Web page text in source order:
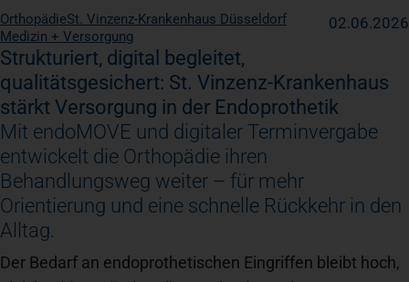
Patienten + Besucher
Über uns
Karriere
Kontakt
OrthopädieSt. Vinzenz-Krankenhaus Düsseldorf
Medizin + Versorgung
02.06.2026
Strukturiert, digital begleitet,
qualitätsgesichert: St. Vinzenz-Krankenhaus
stärkt Versorgung in der Endoprothetik
Mit endoMOVE und digitaler Terminvergabe
entwickelt die Orthopädie ihren
Behandlungsweg weiter – für mehr
Orientierung und eine schnelle Rückkehr in den
Alltag.
Der Bedarf an endoprothetischen Eingriffen bleibt hoch,